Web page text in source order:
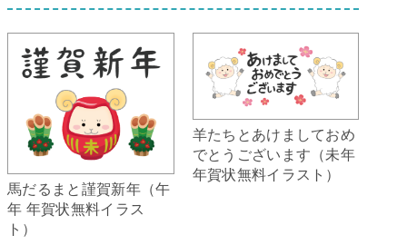
馬だるまと謹賀新年（午
年 年賀状無料イラス
ト）
羊たちとあけましておめ
でとうございます（未年
年賀状無料イラスト）